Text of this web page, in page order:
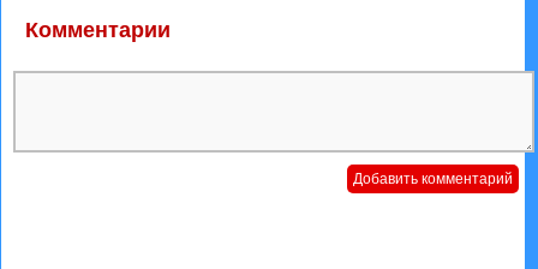
Комментарии